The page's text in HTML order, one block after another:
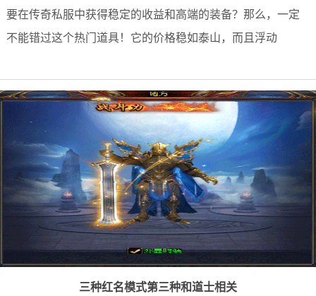
要在传奇私服中获得稳定的收益和高端的装备？那么，一定
不能错过这个热门道具！它的价格稳如泰山，而且浮动
三种红名模式第三种和道士相关